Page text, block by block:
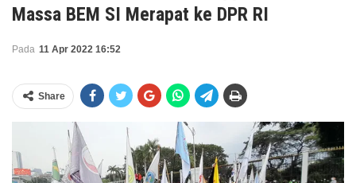
Massa BEM SI Merapat ke DPR RI
Pada 11 Apr 2022 16:52
Share